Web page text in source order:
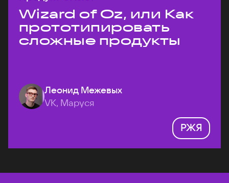
Wizard of Oz, или Как
прототипировать
сложные продукты
Леонид Межевых
VK, Маруся
РЖЯ